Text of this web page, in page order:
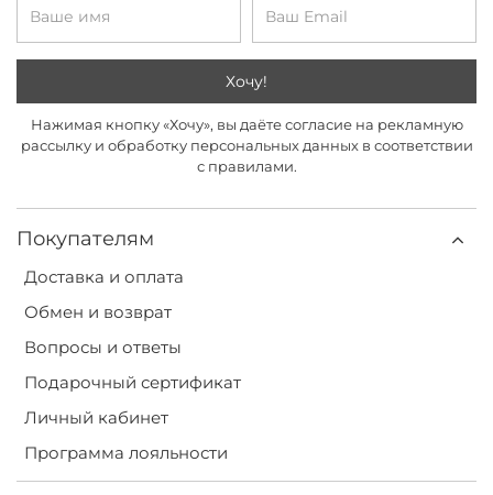
Покупателям
Доставка и оплата
Обмен и возврат
Вопросы и ответы
Подарочный сертификат
Личный кабинет
Программа лояльности
Хочу!
Нажимая кнопку «Хочу», вы даёте согласие на рекламную
рассылку и обработку персональных данных в соответствии
с правилами.